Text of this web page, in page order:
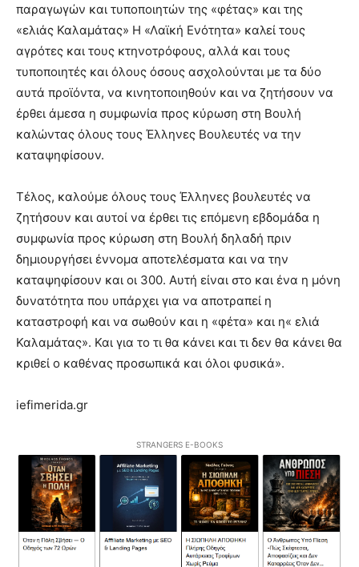
παραγωγών και τυποποιητών της «φέτας» και της
«ελιάς Καλαμάτας» Η «Λαϊκή Ενότητα» καλεί τους
αγρότες και τους κτηνοτρόφους, αλλά και τους
τυποποιητές και όλους όσους ασχολούνται με τα δύο
αυτά προϊόντα, να κινητοποιηθούν και να ζητήσουν να
έρθει άμεσα η συμφωνία προς κύρωση στη Βουλή
καλώντας όλους τους Έλληνες Βουλευτές να την
καταψηφίσουν.
Τέλος, καλούμε όλους τους Έλληνες βουλευτές να
ζητήσουν και αυτοί να έρθει τις επόμενη εβδομάδα η
συμφωνία προς κύρωση στη Βουλή δηλαδή πριν
δημιουργήσει έννομα αποτελέσματα και να την
καταψηφίσουν και οι 300. Αυτή είναι στο και ένα η μόνη
δυνατότητα που υπάρχει για να αποτραπεί η
καταστροφή και να σωθούν και η «φέτα» και η« ελιά
Καλαμάτας». Και για το τι θα κάνει και τι δεν θα κάνει θα
κριθεί ο καθένας προσωπικά και όλοι φυσικά».
iefimerida.gr
STRANGERS E-BOOKS